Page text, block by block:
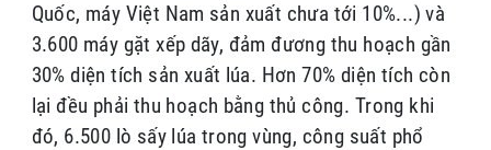
Quốc, máy Việt Nam sản xuất chưa tới 10%...) và
3.600 máy gặt xếp dãy, đảm đương thu hoạch gần
30% diện tích sản xuất lúa. Hơn 70% diện tích còn
lại đều phải thu hoạch bằng thủ công. Trong khi
đó, 6.500 lò sấy lúa trong vùng, công suất phổ